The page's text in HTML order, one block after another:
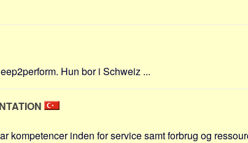
Hun bor i Schweiz ...
kompetencer inden for service samt forbrug og